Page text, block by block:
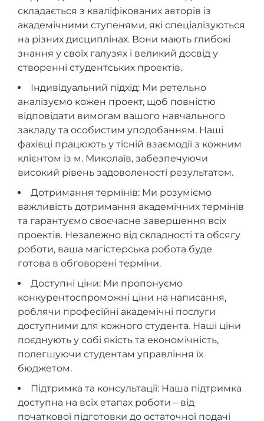
складається з кваліфікованих авторів із
академічними ступенями, які спеціалізуються
на різних дисциплінах. Вони мають глибокі
знання у своїх галузях і великий досвід у
створенні студентських проектів.
Індивідуальний підхід: Ми ретельно
аналізуємо кожен проект, щоб повністю
відповідати вимогам вашого навчального
закладу та особистим уподобанням. Наші
фахівці працюють у тісній взаємодії з кожним
клієнтом із м. Миколаїв, забезпечуючи
високий рівень задоволеності результатом.
Дотримання термінів: Ми розуміємо
важливість дотримання академічних термінів
та гарантуємо своєчасне завершення всіх
проектів. Незалежно від складності та обсягу
роботи, ваша магістерська робота буде
готова в обговорені терміни.
Доступні ціни: Ми пропонуємо
конкурентоспроможні ціни на написання,
роблячи професійні академічні послуги
доступними для кожного студента. Наші ціни
поєднують у собі якість та економічність,
полегшуючи студентам управління їх
бюджетом.
Підтримка та консультації: Наша підтримка
доступна на всіх етапах роботи – від
початкової підготовки до остаточної подачі